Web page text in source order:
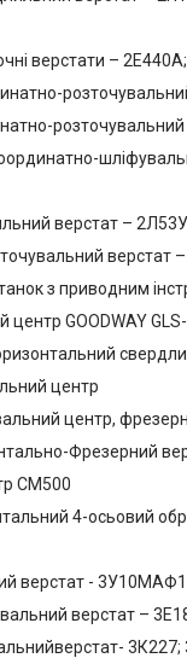
верстати –
верстат –
з приводним
центр GOODWAY
центр
центр,
Фрезерний
СМ500
4-осьовий
верстат -
верстат –
3К227;